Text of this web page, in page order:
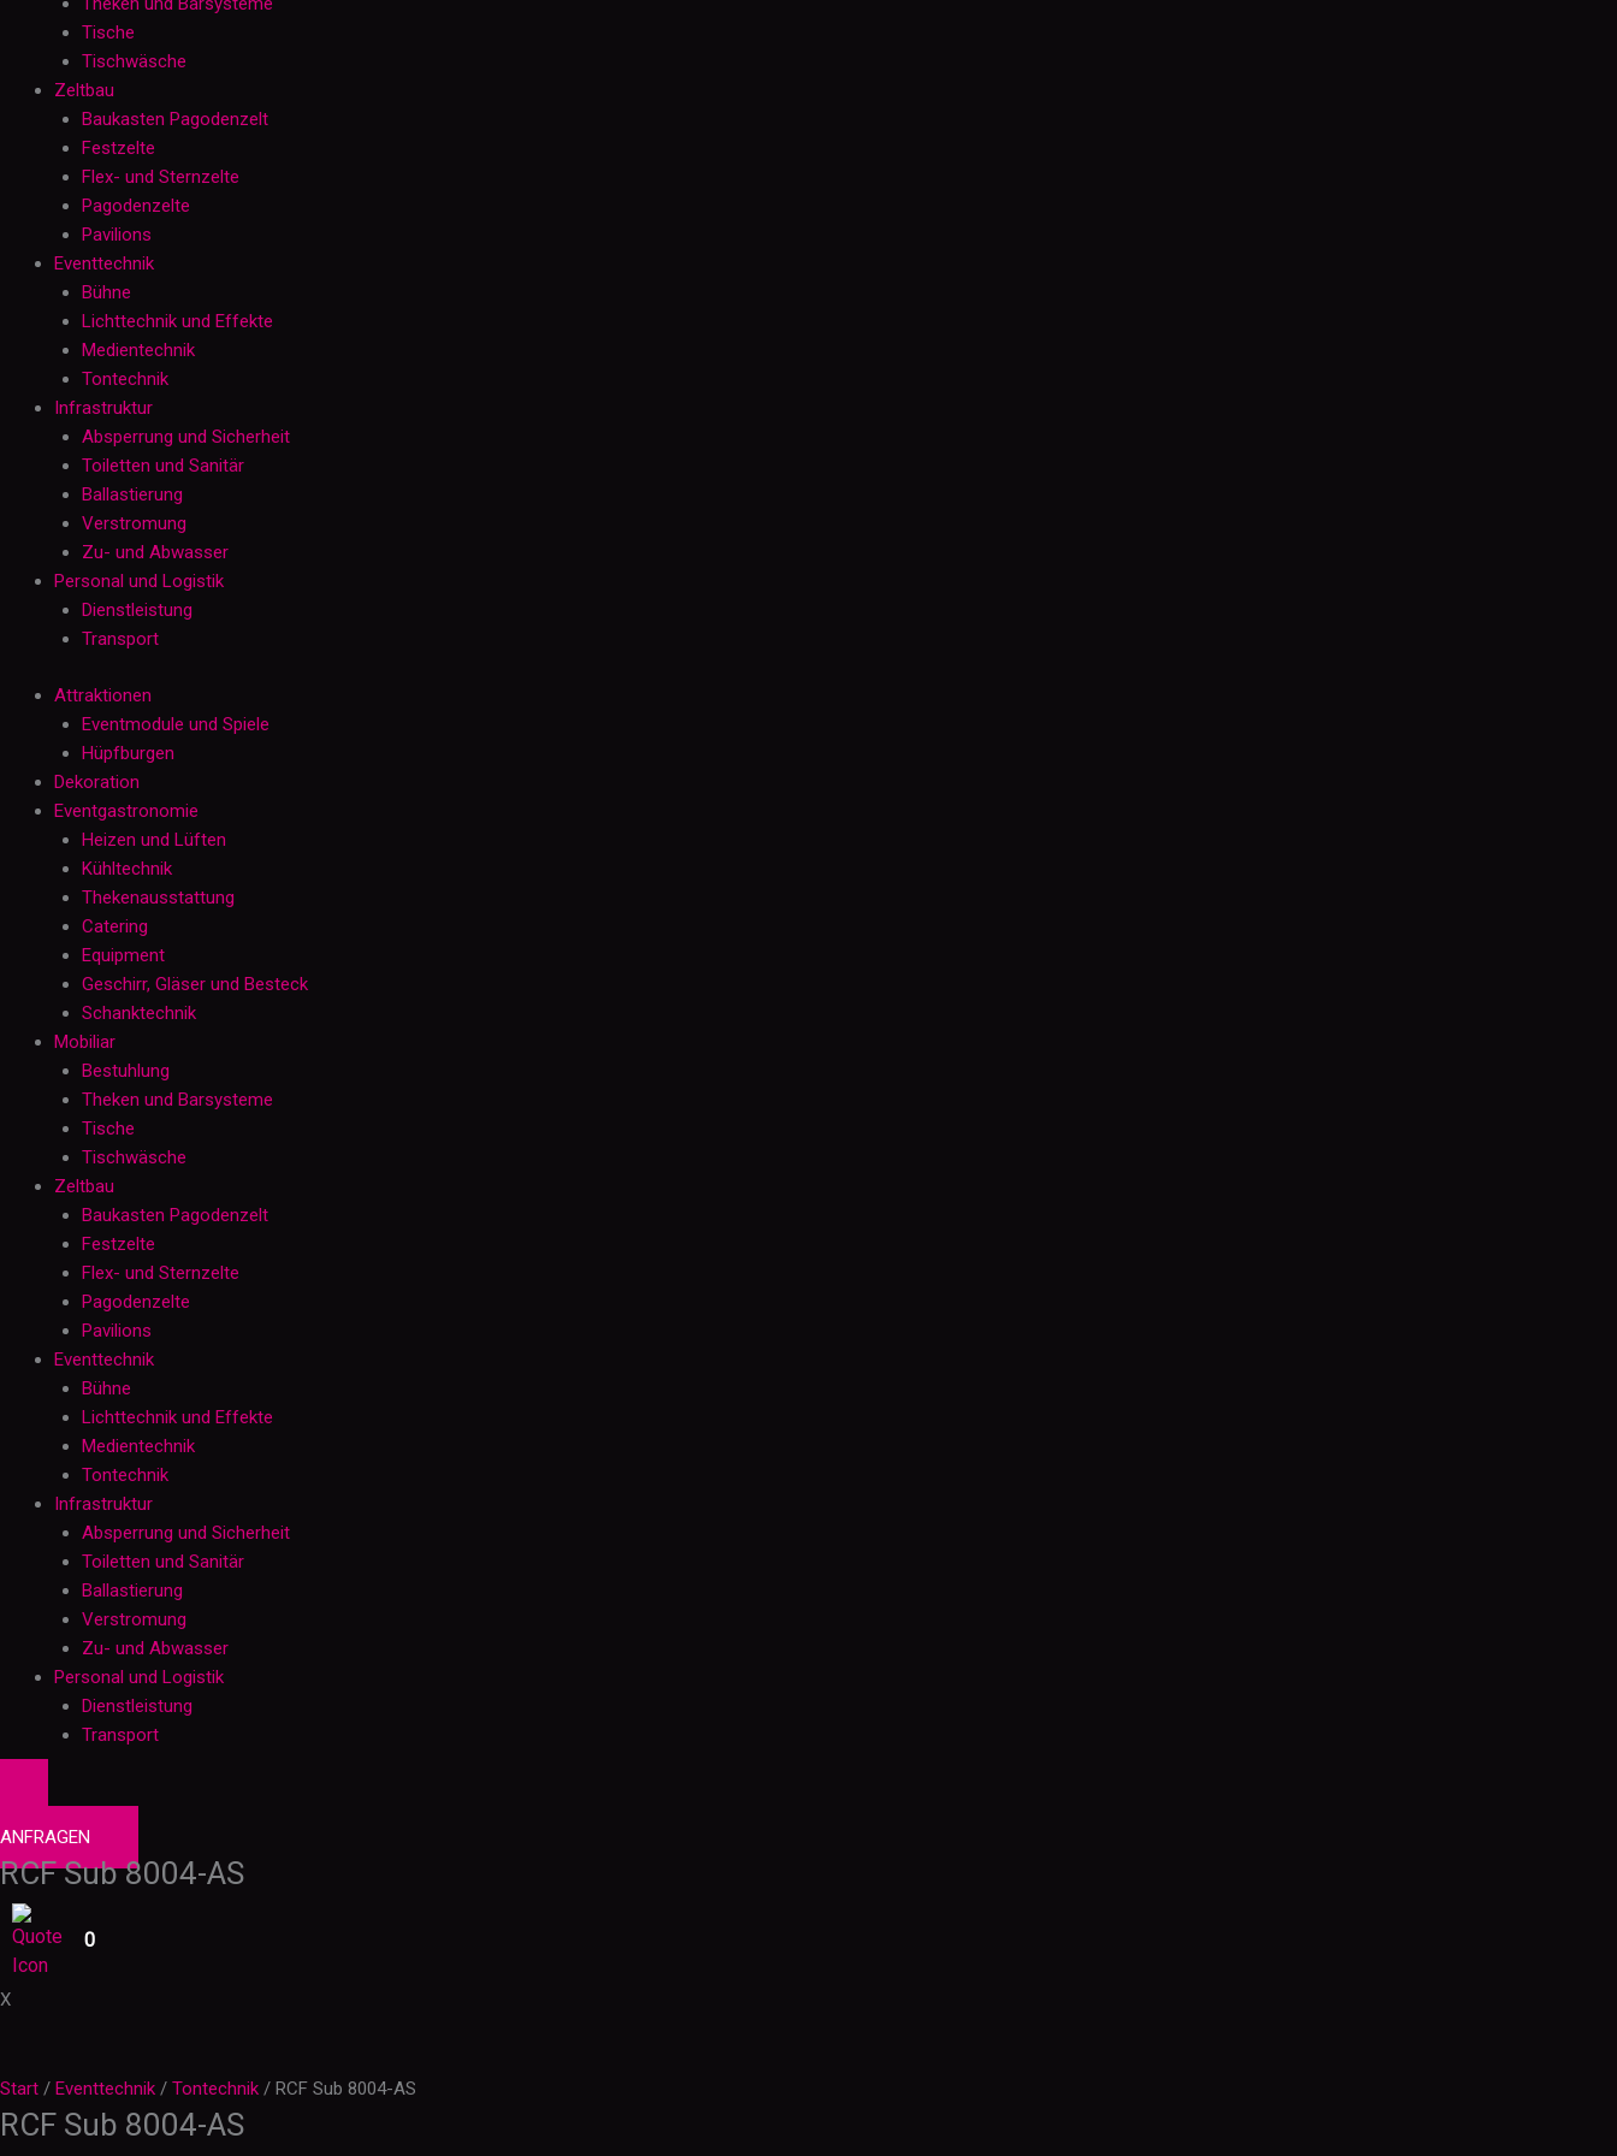
Tische
Tischwäsche
Zeltbau
Baukasten Pagodenzelt
Festzelte
Flex- und Sternzelte
Pagodenzelte
Pavilions
Eventtechnik
Bühne
Lichttechnik und Effekte
Medientechnik
Tontechnik
Infrastruktur
Absperrung und Sicherheit
Toiletten und Sanitär
Ballastierung
Verstromung
Zu- und Abwasser
Personal und Logistik
Dienstleistung
Transport
Attraktionen
Eventmodule und Spiele
Hüpfburgen
Dekoration
Eventgastronomie
Heizen und Lüften
Kühltechnik
Thekenausstattung
Catering
Equipment
Geschirr, Gläser und Besteck
Schanktechnik
Mobiliar
Bestuhlung
Theken und Barsysteme
Tische
Tischwäsche
Zeltbau
Baukasten Pagodenzelt
Festzelte
Flex- und Sternzelte
Pagodenzelte
Pavilions
Eventtechnik
Bühne
Lichttechnik und Effekte
Medientechnik
Tontechnik
Infrastruktur
Absperrung und Sicherheit
Toiletten und Sanitär
Ballastierung
Verstromung
Zu- und Abwasser
Personal und Logistik
Dienstleistung
Transport
PRODUKTE
ANFRAGEN
RCF Sub 8004-AS
0
X
Start / Eventtechnik / Tontechnik / RCF Sub 8004-AS
RCF Sub 8004-AS